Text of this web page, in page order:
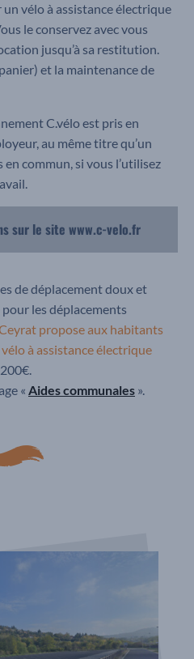
vélo à assistance électrique
le conservez avec vous
jusqu’à sa restitution.
et la maintenance de
C.vélo est pris en
au même titre qu’un
commun, si vous l’utilisez
sur le site www.c-velo.fr
de déplacement doux et
les déplacements
propose aux habitants
vélo à assistance électrique
« Aides communales ».